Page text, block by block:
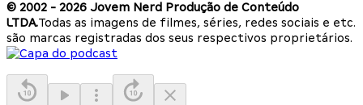
© 2002 - 2026 Jovem Nerd Produção de Conteúdo
LTDA.Todas as imagens de filmes, séries, redes sociais e etc.
são marcas registradas dos seus respectivos proprietários.